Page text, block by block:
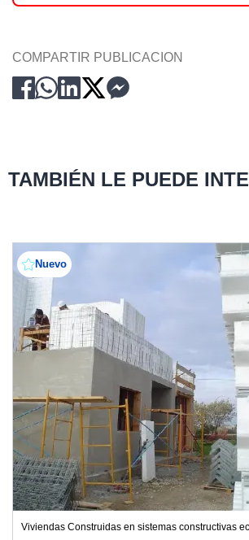
COMPARTIR PUBLICACION
TAMBIÉN LE PUEDE
Nuevo
Viviendas Construidas en sistemas constructivas